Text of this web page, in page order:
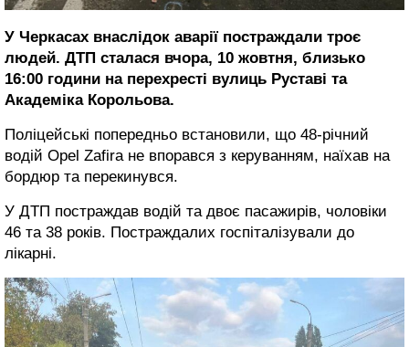
У Черкасах внаслідок аварії постраждали троє
людей. ДТП сталася вчора, 10 жовтня, близько
16:00 години на перехресті вулиць Руставі та
Академіка Корольова.
Поліцейські попередньо встановили, що 48-річний
водій Opel Zafira не впорався з керуванням, наїхав на
бордюр та перекинувся.
У ДТП постраждав водій та двоє пасажирів, чоловіки
46 та 38 років. Постраждалих госпіталізували до
лікарні.